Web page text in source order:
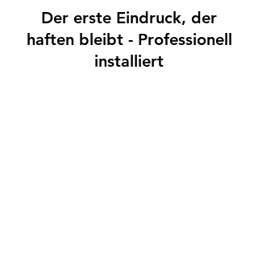
Der erste Eindruck, der
haften bleibt - Professionell
installiert